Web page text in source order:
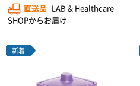
直送品 LAB & Healthcare
SHOPからお届け
新着